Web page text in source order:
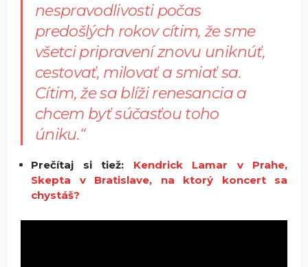
nespravodlivosti počas
predošlých rokov cítim, že sme
všetci pripravení znovu uniknúť,
cestovať, milovať a smiať sa.
Cítim, že sa blíži renesancia a
chcem byť súčasťou toho
úniku.“
Prečítaj si tiež: Kendrick Lamar v Prahe,
Skepta v Bratislave, na ktorý koncert sa
chystáš?